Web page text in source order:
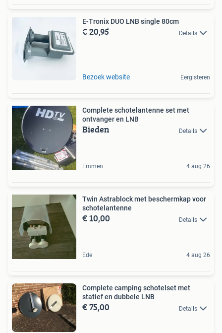
E-Tronix DUO LNB single 80cm
€ 20,95 Details
Bezoek website Eergisteren
Complete schotelantenne set met
ontvanger en LNB
Bieden Details
Emmen 4 aug 26
Twin Astrablock met beschermkap voor
schotelantenne
€ 10,00 Details
Ede 4 aug 26
Complete camping schotelset met
statief en dubbele LNB
€ 75,00 Details